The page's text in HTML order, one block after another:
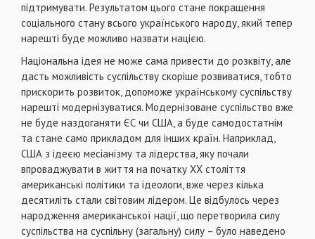
пiдтримувати. Результатом цього стане покращення
соцiального стану всього українського народу, який тепер
нарештi буде можливо назвати нацiєю.
Нацiональна iдея не може сама привести до розквiту, але
дасть можливiсть суспiльству скорiше розвиватися, тобто
прискорить розвиток, допоможе українському суспiльству
нарештi модернiзуватися. Модернiзоване суспiльство вже
не буде наздоганяти ЄС чи США, а буде самодостатнiм
та стане само прикладом для iнших країн. Наприклад,
США з iдеєю месiанiзму та лiдерства, яку почали
впроваджувати в життя на початку ХХ столiття
американськi полiтики та iдеологи, вже через кiлька
десятилiть стали свiтовим лiдером. Це вiдбулось через
народження американської нацiї, що перетворила силу
суспiльства на суспiльну (загальну) силу – було наведено